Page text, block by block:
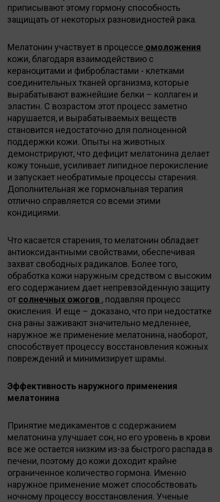
приписывают этому гормону способность
защищать от некоторых разновидностей рака.
Мелатонин участвует в процессе омоложения
кожи, благодаря взаимодействию с
кераноцитами и фибробластами - клетками
соединительных тканей организма, которые
вырабатывают важнейшие белки – коллаген и
эластин. С возрастом этот процесс заметно
нарушается, и вырабатываемых веществ
становится недостаточно для полноценной
поддержки кожи. Опыты на животных
демонстрируют, что дефицит мелатонина делает
кожу тоньше, усиливает липидное перокисление
и запускает необратимые процессы старения.
Дополнительная же гормональная терапия
отлично справляется со всеми этими
кондициями.
Что касается старения, то мелатонин обладает
антиоксидантными свойствами, обеспечивая
захват свободных радикалов. Более того,
обработка кожи наружным средством с высоким
его содержанием дает непревзойденную защиту
от солнечных ожогов , подавляя процесс
окисления. И еще – доказано, что при недостатке
сна раны заживают значительно медленнее,
наружное же применение мелатонина, наоборот,
способствует процессу восстановления кожных
повреждений и минимизирует шрамы.
Эффективность наружного применения
мелатонина
Принятие медикаментов с содержанием
мелатонина улучшает сон, но его уровень в крови
все же остается низким из-за быстрого распада в
печени, поэтому до кожи доходит крайне
ограниченное количество гормона. Именно
наружное применение может способствовать
ночному процессу восстановления. Ученые